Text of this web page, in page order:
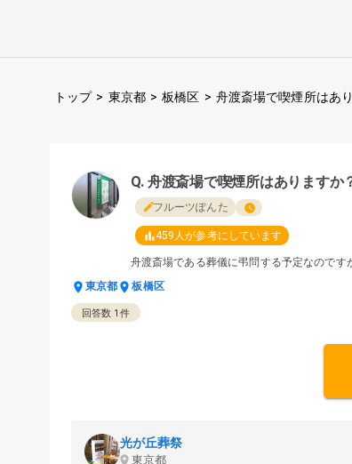
トップ > 東京都 > 板橋区 > 舟渡斎場で喫煙所はあ
舟渡斎場で喫煙所はありますか
フルーツぽんた
459 人が参考にしています
舟渡斎場である葬儀に弔問する予定なのです
東京都
板橋区
回答数 1 件
光が丘葬祭
東京都